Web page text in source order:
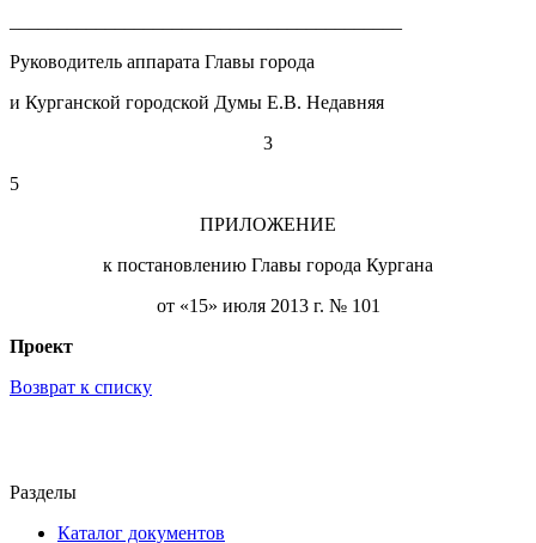
Руководитель аппарата Главы города
и Курганской городской Думы Е.В. Недавняя
3
5
ПРИЛОЖЕНИЕ
к постановлению Главы города Кургана
от «15» июля 2013 г. № 101
Проект
Возврат к списку
Разделы
Каталог документов